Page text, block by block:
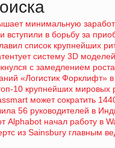
минимальную
вступили в борьбу за
список крупнейших
систему 3D
с замедлением
«Логистик Форклифт»
10 крупнейших мировых
может сократить
56 руководителей в
Alphabot начал работу в
из Sainsbury главным